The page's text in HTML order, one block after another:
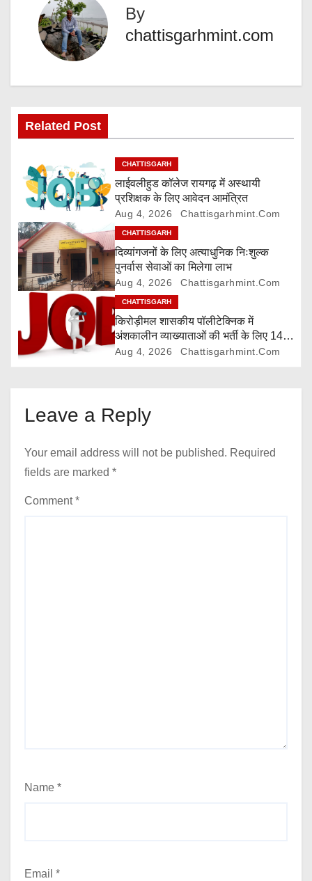
a
i
o
n
By
chattisgarhmint.com
Related Post
CHATTISGARH
लाईवलीहुड कॉलेज रायगढ़ में अस्थायी
प्रशिक्षक के लिए आवेदन आमंत्रित
Aug 4, 2026 Chattisgarhmint.com
CHATTISGARH
दिव्यांगजनों के लिए अत्याधुनिक निःशुल्क
पुनर्वास सेवाओं का मिलेगा लाभ
Aug 4, 2026 Chattisgarhmint.com
CHATTISGARH
किरोड़ीमल शासकीय पॉलीटेक्निक में
अंशकालीन व्याख्याताओं की भर्ती के लिए 14
अगस्त तक आवेदन आमंत्रित
Aug 4, 2026 Chattisgarhmint.com
Leave a Reply
Your email address will not be published. Required
fields are marked *
Comment*
Name *
Email *